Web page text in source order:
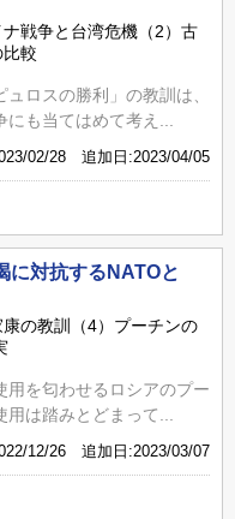
戦争と台湾危機（2）古
較
ロスの勝利」の教訓は、
も当てはめて考え...
02/28 追加日:2023/04/05
に対抗するNATOと
の教訓（4）プーチンの
用を匂わせるロシアのプー
は踏みとどまって...
12/26 追加日:2023/03/07